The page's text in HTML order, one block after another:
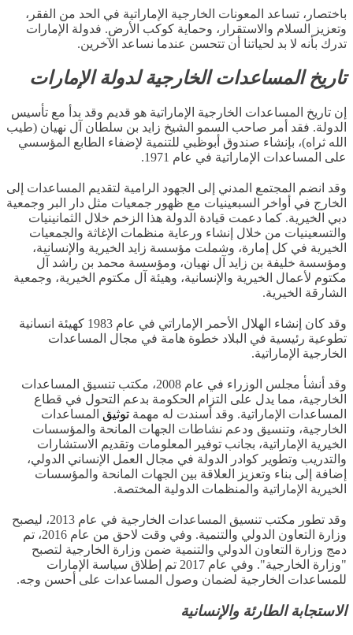
باختصار، تساعد المعونات الخارجية الإماراتية في الحد من الفقر،
وتعزيز السلام والاستقرار، وحماية كوكب الأرض. فدولة الإمارات
تدرك بأنه لا بد لحياتنا أن تتحسن عندما نساعد الآخرين.
تاريخ المساعدات الخارجية لدولة الإمارات
إن تاريخ المساعدات الخارجية الإماراتية هو قديم وقد بدأ مع تأسيس
الدولة. فقد أمر صاحب السمو الشيخ زايد بن سلطان آل نهيان (طيب
الله ثراه)، بإنشاء صندوق أبوظبي للتنمية لإضفاء الطابع المؤسسي
على المساعدات الإماراتية في عام 1971.
وقد انضم المجتمع المدني إلى الجهود الرامية لتقديم المساعدات إلى
الخارج في أواخر السبعينيات مع ظهور جمعيات مثل دار البر وجمعية
دبي الخيرية. كما دعمت قيادة الدولة هذا الزخم خلال الثمانينيات
والتسعينيات من خلال إنشاء ورعاية منظمات الإغاثة والجمعيات
الخيرية في كل إمارة، وشملت مؤسسة زايد الخيرية والإنسانية،
ومؤسسة خليفة بن زايد آل نهيان، ومؤسسة محمد بن راشد آل
مكتوم لأعمال الخيرية والإنسانية، وهيئة آل مكتوم الخيرية، وجمعية
الشارقة الخيرية.
وقد كان إنشاء الهلال الأحمر الإماراتي في عام 1983 كهيئة انسانية
تطوعية رئيسية في البلاد خطوة هامة في مجال المساعدات
الخارجية الإماراتية.
وقد أنشأ مجلس الوزراء في عام 2008، مكتب تنسيق المساعدات
الخارجية، مما يدل على التزام الحكومة بدعم التحول في قطاع
المساعدات الإماراتية. وقد أسندت له مهمة توثيق المساعدات
الخارجية، وتنسيق ودعم نشاطات الجهات المانحة والمؤسسات
الخيرية الإماراتية، بجانب توفير المعلومات وتقديم الاستشارات
والتدريب وتطوير كوادر الدولة في مجال العمل الإنساني الدولي،
إضافة إلى بناء وتعزيز العلاقة بين الجهات المانحة والمؤسسات
الخيرية الإماراتية والمنظمات الدولية المختصة.
وقد تطور مكتب تنسيق المساعدات الخارجية في عام 2013، ليصبح
وزارة التعاون الدولي والتنمية. وفي وقت لاحق من عام 2016، تم
دمج وزارة التعاون الدولي والتنمية ضمن وزارة الخارجية لتصبح
"وزارة الخارجية". وفي عام 2017 تم إطلاق سياسة الإمارات
للمساعدات الخارجية لضمان وصول المساعدات على أحسن وجه.
الاستجابة الطارئة والإنسانية